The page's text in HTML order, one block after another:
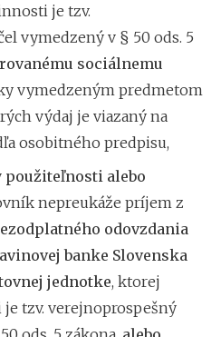
je tzv.
vymedzený v § 50 ods. 5
sociálnemu
vymedzeným predmetom
výdaj je viazaný na
osobitného predpisu,
použiteľnosti alebo
nepreukáže príjem z
odovzdania
banke Slovenska
jednotke, ktorej
tzv. verejnoprospešný